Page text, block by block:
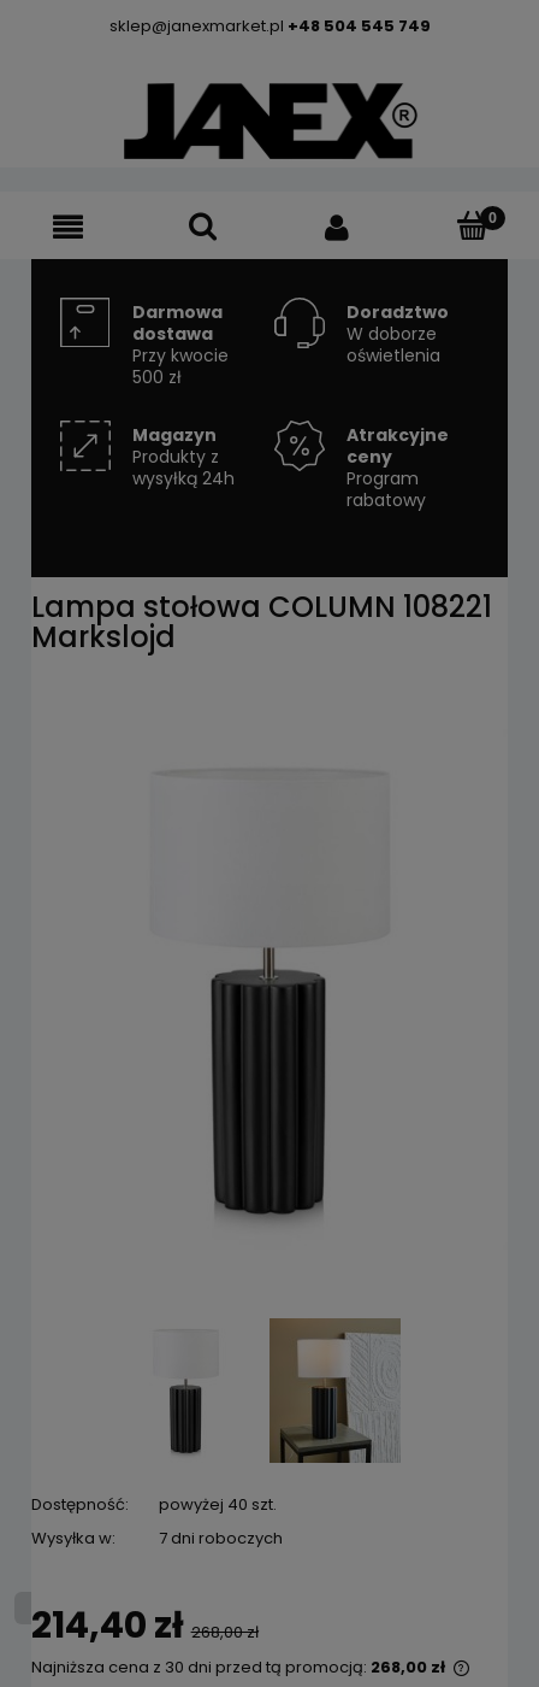
sklep@janexmarket.pl +48 504 545 749
Darmowa
dostawa
Przy kwocie
500 zł
Doradztwo
W doborze
oświetlenia
Magazyn
Produkty z
wysyłką 24h
Atrakcyjne
ceny
Program
rabatowy
Lampa stołowa COLUMN 108221
Markslojd
Dostępność:
powyżej 40 szt.
Wysyłka w:
7 dni roboczych
214,40 zł 268,00 zł
Najniższa cena z 30 dni przed tą promocją: 268,00 zł